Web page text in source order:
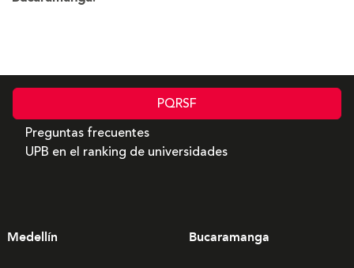
PQRSF
Preguntas frecuentes
UPB en el ranking de universidades
Medellín Bucaramanga